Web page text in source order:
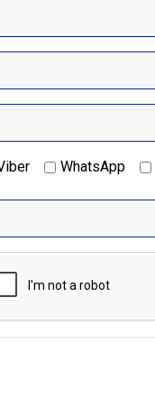
WhatsApp